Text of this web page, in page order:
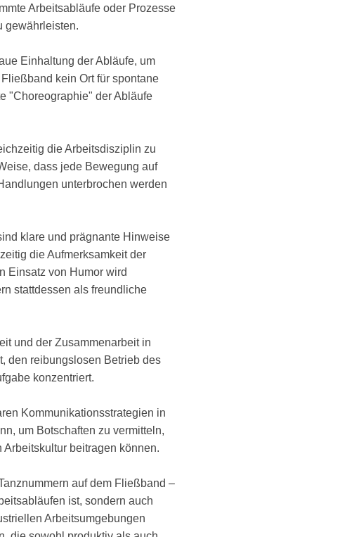
Arbeitsabläufe oder Prozesse
gewährleisten.
Einhaltung der Abläufe, um
kein Ort für spontane
"Choreographie" der Abläufe
die Arbeitsdisziplin zu
dass jede Bewegung auf
unterbrochen werden
klare und prägnante Hinweise
die Aufmerksamkeit der
Einsatz von Humor wird
stattdessen als freundliche
und der Zusammenarbeit in
den reibungslosen Betrieb des
konzentriert.
Kommunikationsstrategien in
um Botschaften zu vermitteln,
beitragen können.
auf dem Fließband –
ist, sondern auch
Arbeitsumgebungen